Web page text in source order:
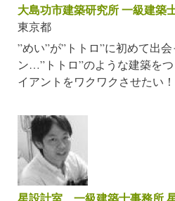
大島功市建築研究所 一級建築
東京都
”めい”が”トトロ”に初めて出
ン…”トトロ”のような建築を
イアントをワクワクさせたい！